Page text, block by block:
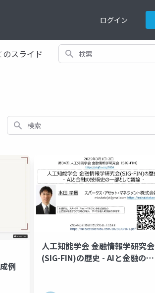
ログイン
のスライド 検索
検索
例
人工知能学会 金融情報学研究会
(SIG-FIN)の歴史 - AIと金融の技